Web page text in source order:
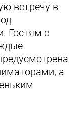
встречу в
Гостям с
а